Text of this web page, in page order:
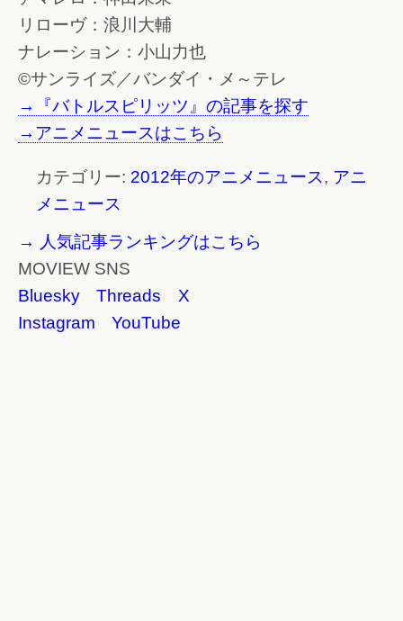
リローヴ：浪川大輔
ナレーション：小山力也
©サンライズ／バンダイ・メ～テレ
→『バトルスピリッツ』の記事を探す
→アニメニュースはこちら
カテゴリー: 2012年のアニメニュース, アニ
メニュース
→ 人気記事ランキングはこちら
MOVIEW SNS
Bluesky
Threads
X
Instagram
YouTube